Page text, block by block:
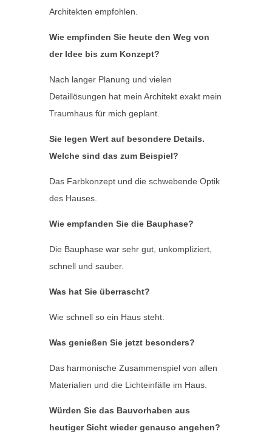
Architekten empfohlen.
Wie empfinden Sie heute den Weg von
der Idee bis zum Konzept?
Nach langer Planung und vielen
Detaillösungen hat mein Architekt exakt mein
Traumhaus für mich geplant.
Sie legen Wert auf besondere Details.
Welche sind das zum Beispiel?
Das Farbkonzept und die schwebende Optik
des Hauses.
Wie empfanden Sie die Bauphase?
Die Bauphase war sehr gut, unkompliziert,
schnell und sauber.
Was hat Sie überrascht?
Wie schnell so ein Haus steht.
Was genießen Sie jetzt besonders?
Das harmonische Zusammenspiel von allen
Materialien und die Lichteinfälle im Haus.
Würden Sie das Bauvorhaben aus
heutiger Sicht wieder genauso angehen?